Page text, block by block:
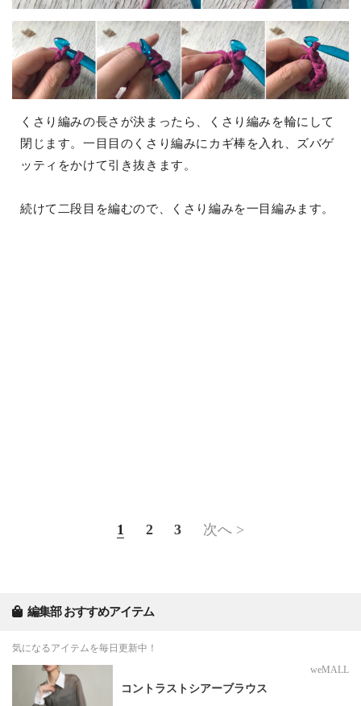
くさり編みの長さが決まったら、くさり編みを輪にして
閉じます。一目目のくさり編みにカギ棒を入れ、ズバゲ
ッティをかけて引き抜きます。
続けて二段目を編むので、くさり編みを一目編みます。
1 2 3 次へ >
編集部 おすすめアイテム
気になるアイテムを毎日更新中！
weMALL
コントラストシアーブラウス